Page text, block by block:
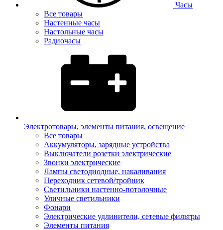
Часы
Все товары
Настенные часы
Настольные часы
Радиочасы
Электротовары, элементы питания, освещение
Все товары
Аккумуляторы, зарядные устройства
Выключатели розетки электрические
Звонки электрические
Лампы светодиодные, накаливания
Переходник сетевой/тройник
Светильники настенно-потолочные
Уличные светильники
Фонари
Электрические удлинители, сетевые фильтры
Элементы питания